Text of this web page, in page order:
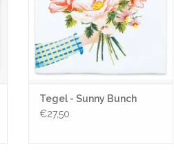
Tegel - Sunny Bunch
€27,50